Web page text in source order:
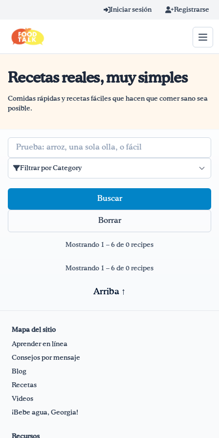
Iniciar sesión Registrarse
Término de búsqueda
Home
Blog
Recetas
¡Bebe agua, Georgia!
Recetas reales, muy simples
Comidas rápidas y recetas fáciles que hacen que comer sano sea
posible.
Buscar
Filtrar por Category
Borrar
Mostrando 1 – 6 de 0 recipes
Mostrando 1 – 6 de 0 recipes
Arriba ↑
Mapa del sitio
Aprender en línea
Consejos por mensaje
Blog
Recetas
Videos
¡Bebe agua, Georgia!